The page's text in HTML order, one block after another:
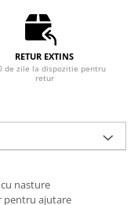
RETUR EXTINS
de zile la dispozitie pentru
retur
nasture
pentru ajutare